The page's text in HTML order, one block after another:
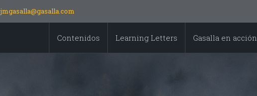
jmgasalla@gasalla.com
Contenidos Learning Letters Gasalla en acción